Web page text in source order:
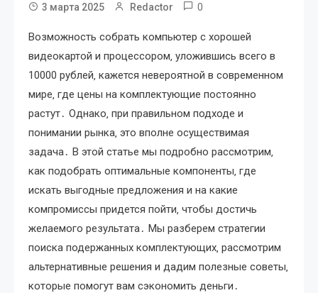
3 марта 2025 Redactor 0
Возможность собрать компьютер с хорошей
видеокартой и процессором‚ уложившись всего в
10000 рублей‚ кажется невероятной в современном
мире‚ где цены на комплектующие постоянно
растут․ Однако‚ при правильном подходе и
понимании рынка‚ это вполне осуществимая
задача․ В этой статье мы подробно рассмотрим‚
как подобрать оптимальные компоненты‚ где
искать выгодные предложения и на какие
компромиссы придется пойти‚ чтобы достичь
желаемого результата․ Мы разберем стратегии
поиска подержанных комплектующих‚ рассмотрим
альтернативные решения и дадим полезные советы‚
которые помогут вам сэкономить деньги․